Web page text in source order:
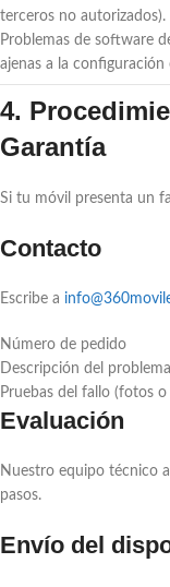
terceros no autorizados).
Problemas de software
ajenas a la
4.
Garantía
Si tu móvil presenta un
Contacto
Escribe a
Número de pedido
Descripción del problema
Pruebas del fallo (fotos o
Evaluación
Nuestro equipo técnico
pasos.
Envío del